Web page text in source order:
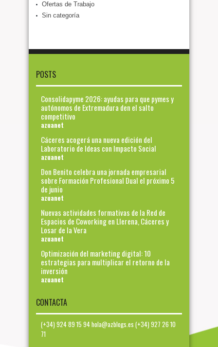
Ofertas de Trabajo
Sin categoría
POSTS
Consolidapyme 2026: ayudas para que pymes y
autónomos de Extremadura den el salto
competitivo
azuanet
Cáceres acogerá una nueva edición del
Laboratorio de Ideas con Impacto Social
azuanet
Don Benito celebra una jornada empresarial
sobre Formación Profesional Dual el próximo 5
de junio
azuanet
Nuevas actividades formativas de la Red de
Espacios de Coworking en Llerena, Cáceres y
Losar de la Vera
azuanet
Optimización del marketing digital: 10
estrategias para multiplicar el retorno de la
inversión
azuanet
CONTACTA
(+34) 924 89 15 94 hola@azblogs.es (+34) 927 26 10
71